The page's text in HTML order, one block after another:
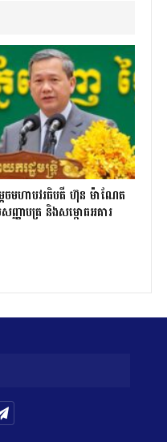
តេចមហាបវរធិបតី ហ៊ុន ម៉ាណែត
ញ្ញាបត្រ និងសម្ពោធអគារ